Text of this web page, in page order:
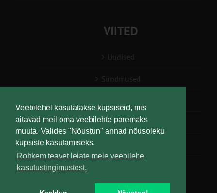
Veebilehel kasutatakse küpsiseid, mis
aitavad meil oma veebilehte paremaks
muuta. Valides "Nõustun" annad nõusoleku
küpsiste kasutamiseks.
Rohkem teavet leiate meie veebilehe
kasutustingimustest.
VIITED
Uudised
Sündmused
Teabesalv
Liitu uudiskirjaga